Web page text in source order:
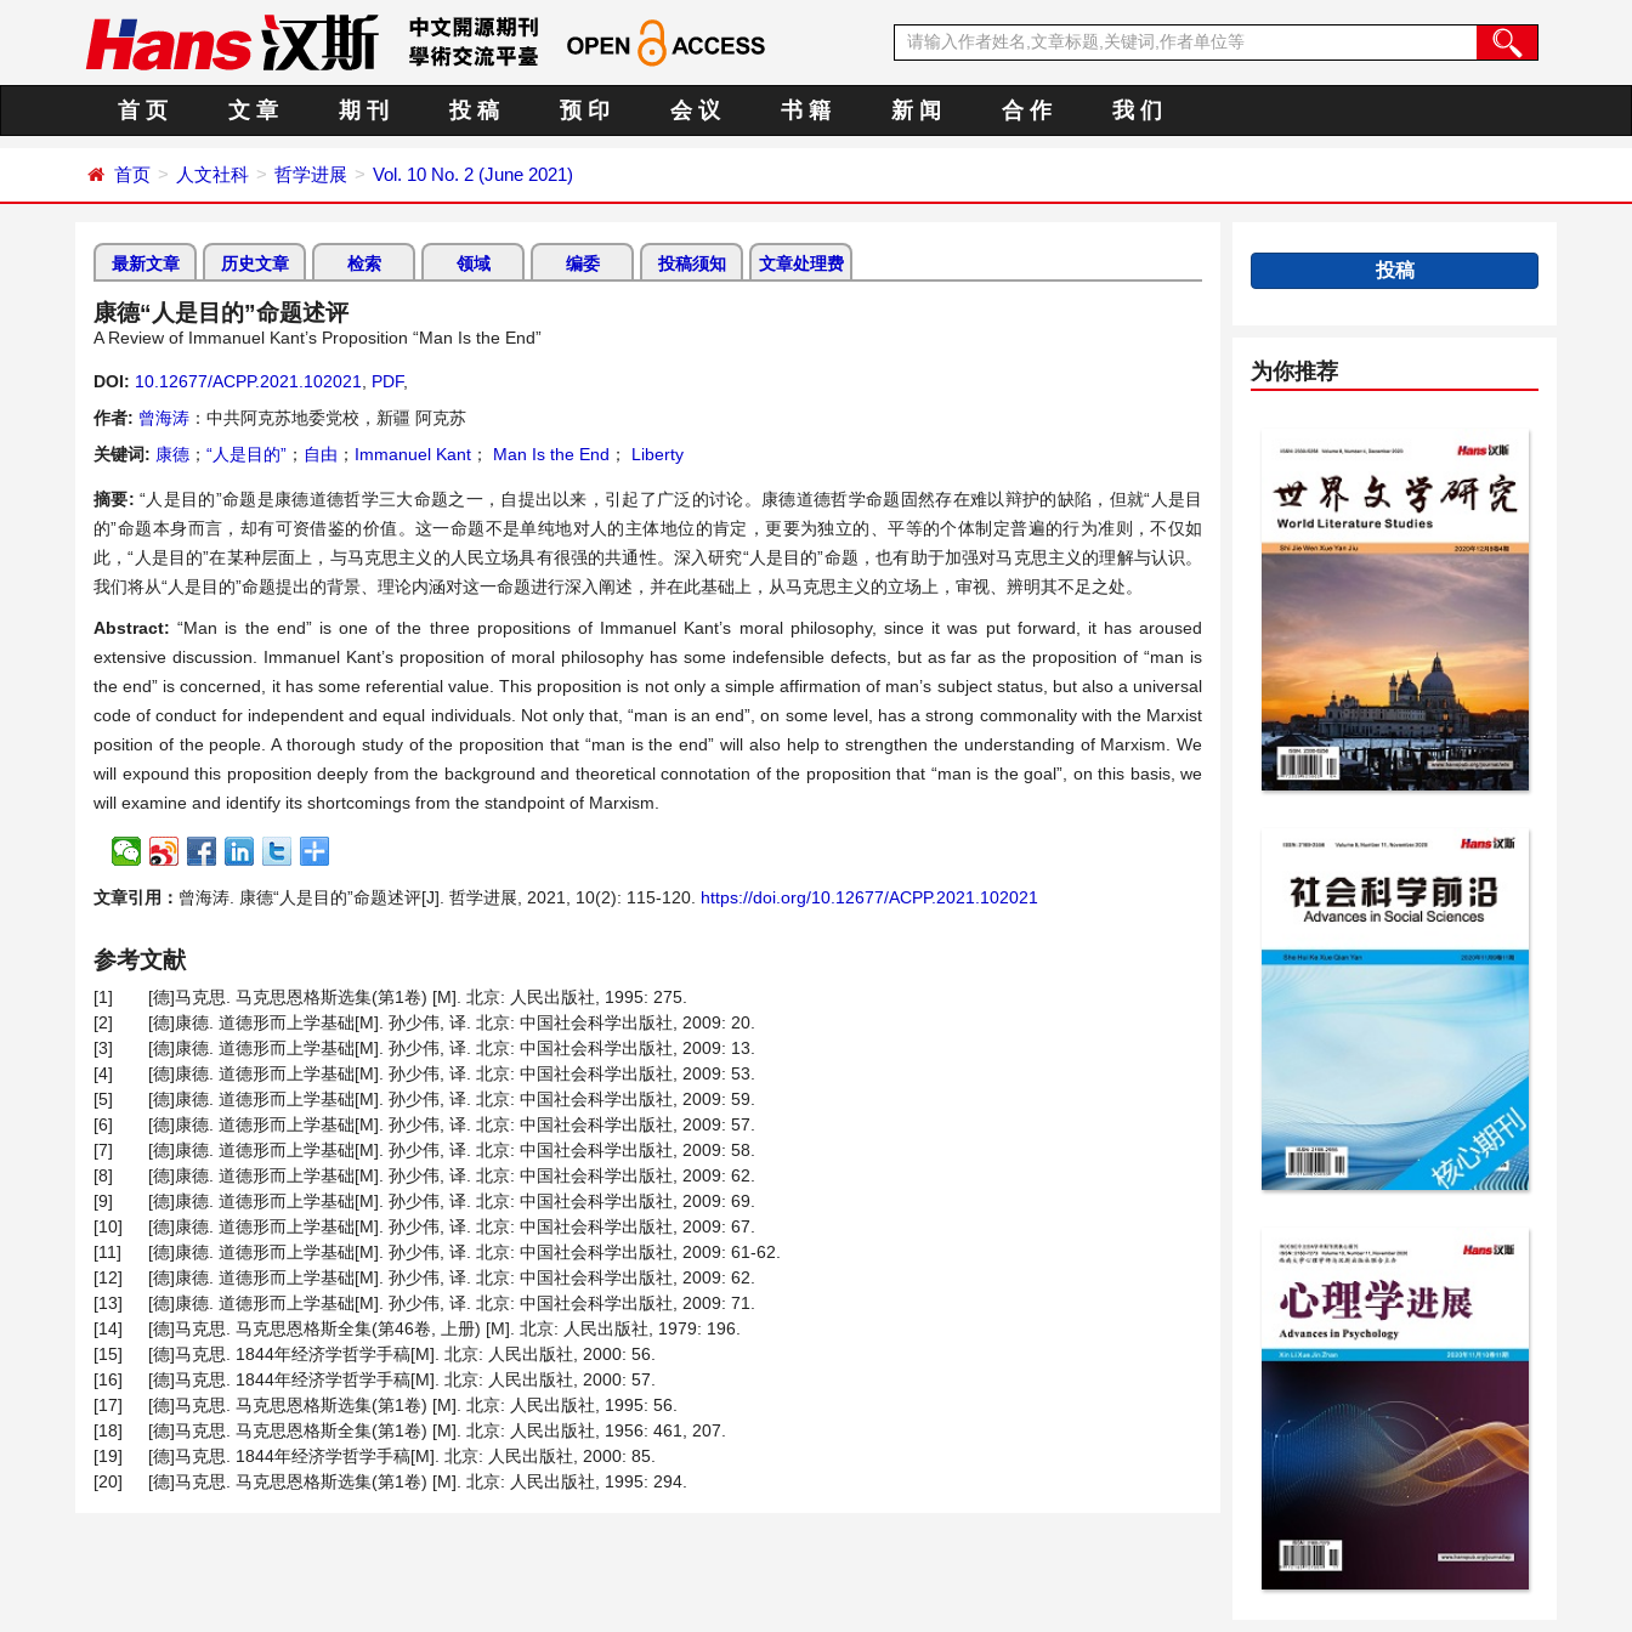
首 页 文 章 期 刊 投 稿 预 印 会 议 书 籍 新 闻 合 作 我 们
首页 人文社科 哲学进展 Vol. 10 No. 2 (June 2021)
最新文章 历史文章 检索 领域 编委 投稿须知 文章处理费
康德“人是目的”命题述评
A Review of Immanuel Kant’s Proposition “Man Is the End”
DOI: 10.12677/ACPP.2021.102021 PDF,
作者: 曾海涛 ：中共阿克苏地委党校，新疆 阿克苏
关键词: 康德 ； “人是目的” ； 自由 ； Immanuel Kant ； Man Is the End ； Liberty
摘要: “人是目的”命题是康德道德哲学三大命题之一，自提出以来，引起了广泛的讨论。康德道德哲学命题固然存在难以辩护的缺陷，但就“人是目
的”命题本身而言，却有可资借鉴的价值。这一命题不是单纯地对人的主体地位的肯定，更要为独立的、平等的个体制定普遍的行为准则，不仅如
此，“人是目的”在某种层面上，与马克思主义的人民立场具有很强的共通性。深入研究“人是目的”命题，也有助于加强对马克思主义的理解与认识。
我们将从“人是目的”命题提出的背景、理论内涵对这一命题进行深入阐述，并在此基础上，从马克思主义的立场上，审视、辨明其不足之处。
Abstract:“Man is the end” is one of the three propositions of Immanuel Kant’s moral philosophy, since it was put forward, it has aroused
extensive discussion. Immanuel Kant’s proposition of moral philosophy has some indefensible defects, but as far as the proposition of “man is
the end” is concerned, it has some referential value. This proposition is not only a simple affirmation of man’s subject status, but also a universal
code of conduct for independent and equal individuals. Not only that, “man is an end”, on some level, has a strong commonality with the Marxist
position of the people. A thorough study of the proposition that “man is the end” will also help to strengthen the understanding of Marxism. We
will expound this proposition deeply from the background and theoretical connotation of the proposition that “man is the goal”, on this basis, we
will examine and identify its shortcomings from the standpoint of Marxism.
文章引用： 曾海涛. 康德“人是目的”命题述评[J]. 哲学进展, 2021, 10(2): 115-120. https://doi.org/10.12677/ACPP.2021.102021
参考文献
[1]
[德]马克思. 马克思恩格斯选集(第1卷) [M]. 北京: 人民出版社, 1995: 275.
[2]
[德]康德. 道德形而上学基础[M]. 孙少伟, 译. 北京: 中国社会科学出版社, 2009: 20.
[3]
[德]康德. 道德形而上学基础[M]. 孙少伟, 译. 北京: 中国社会科学出版社, 2009: 13.
[4]
[德]康德. 道德形而上学基础[M]. 孙少伟, 译. 北京: 中国社会科学出版社, 2009: 53.
[5]
[德]康德. 道德形而上学基础[M]. 孙少伟, 译. 北京: 中国社会科学出版社, 2009: 59.
[6]
[德]康德. 道德形而上学基础[M]. 孙少伟, 译. 北京: 中国社会科学出版社, 2009: 57.
[7]
[德]康德. 道德形而上学基础[M]. 孙少伟, 译. 北京: 中国社会科学出版社, 2009: 58.
[8]
[德]康德. 道德形而上学基础[M]. 孙少伟, 译. 北京: 中国社会科学出版社, 2009: 62.
[9]
[德]康德. 道德形而上学基础[M]. 孙少伟, 译. 北京: 中国社会科学出版社, 2009: 69.
[10]
[德]康德. 道德形而上学基础[M]. 孙少伟, 译. 北京: 中国社会科学出版社, 2009: 67.
[11]
[德]康德. 道德形而上学基础[M]. 孙少伟, 译. 北京: 中国社会科学出版社, 2009: 61-62.
[12]
[德]康德. 道德形而上学基础[M]. 孙少伟, 译. 北京: 中国社会科学出版社, 2009: 62.
[13]
[德]康德. 道德形而上学基础[M]. 孙少伟, 译. 北京: 中国社会科学出版社, 2009: 71.
[14]
[德]马克思. 马克思恩格斯全集(第46卷, 上册) [M]. 北京: 人民出版社, 1979: 196.
[15]
[德]马克思. 1844年经济学哲学手稿[M]. 北京: 人民出版社, 2000: 56.
[16]
[德]马克思. 1844年经济学哲学手稿[M]. 北京: 人民出版社, 2000: 57.
[17]
[德]马克思. 马克思恩格斯选集(第1卷) [M]. 北京: 人民出版社, 1995: 56.
[18]
[德]马克思. 马克思恩格斯全集(第1卷) [M]. 北京: 人民出版社, 1956: 461, 207.
[19]
[德]马克思. 1844年经济学哲学手稿[M]. 北京: 人民出版社, 2000: 85.
[20]
[德]马克思. 马克思恩格斯选集(第1卷) [M]. 北京: 人民出版社, 1995: 294.
投稿
为你推荐